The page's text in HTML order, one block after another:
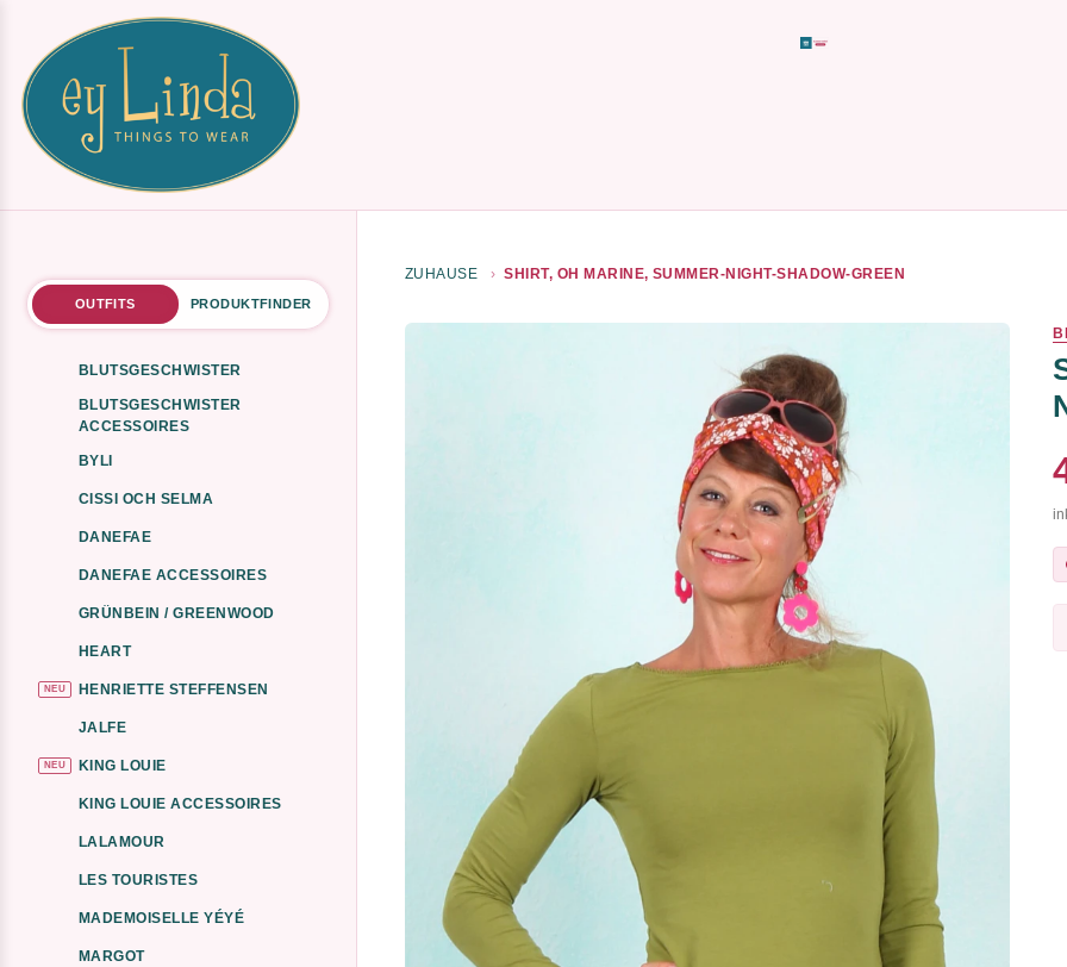
OUTFITS PRODUKTFINDER
BLUTSGESCHWISTER
BLUTSGESCHWISTER
ACCESSOIRES
BYLI
CISSI OCH SELMA
DANEFAE
DANEFAE ACCESSOIRES
GRÜNBEIN / GREENWOOD
HEART
NEU HENRIETTE STEFFENSEN
JALFE
NEU KING LOUIE
KING LOUIE ACCESSOIRES
LALAMOUR
LES TOURISTES
MADEMOISELLE YÉYÉ
MARGOT
ZUHAUSE SHIRT, OH MARINE, SUMMER-NIGHT-SHADOW-GREEN